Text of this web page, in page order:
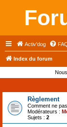
Activ'dog
Index du forum
Règlement
Comment ne
Modérateurs :
Sujets : 2